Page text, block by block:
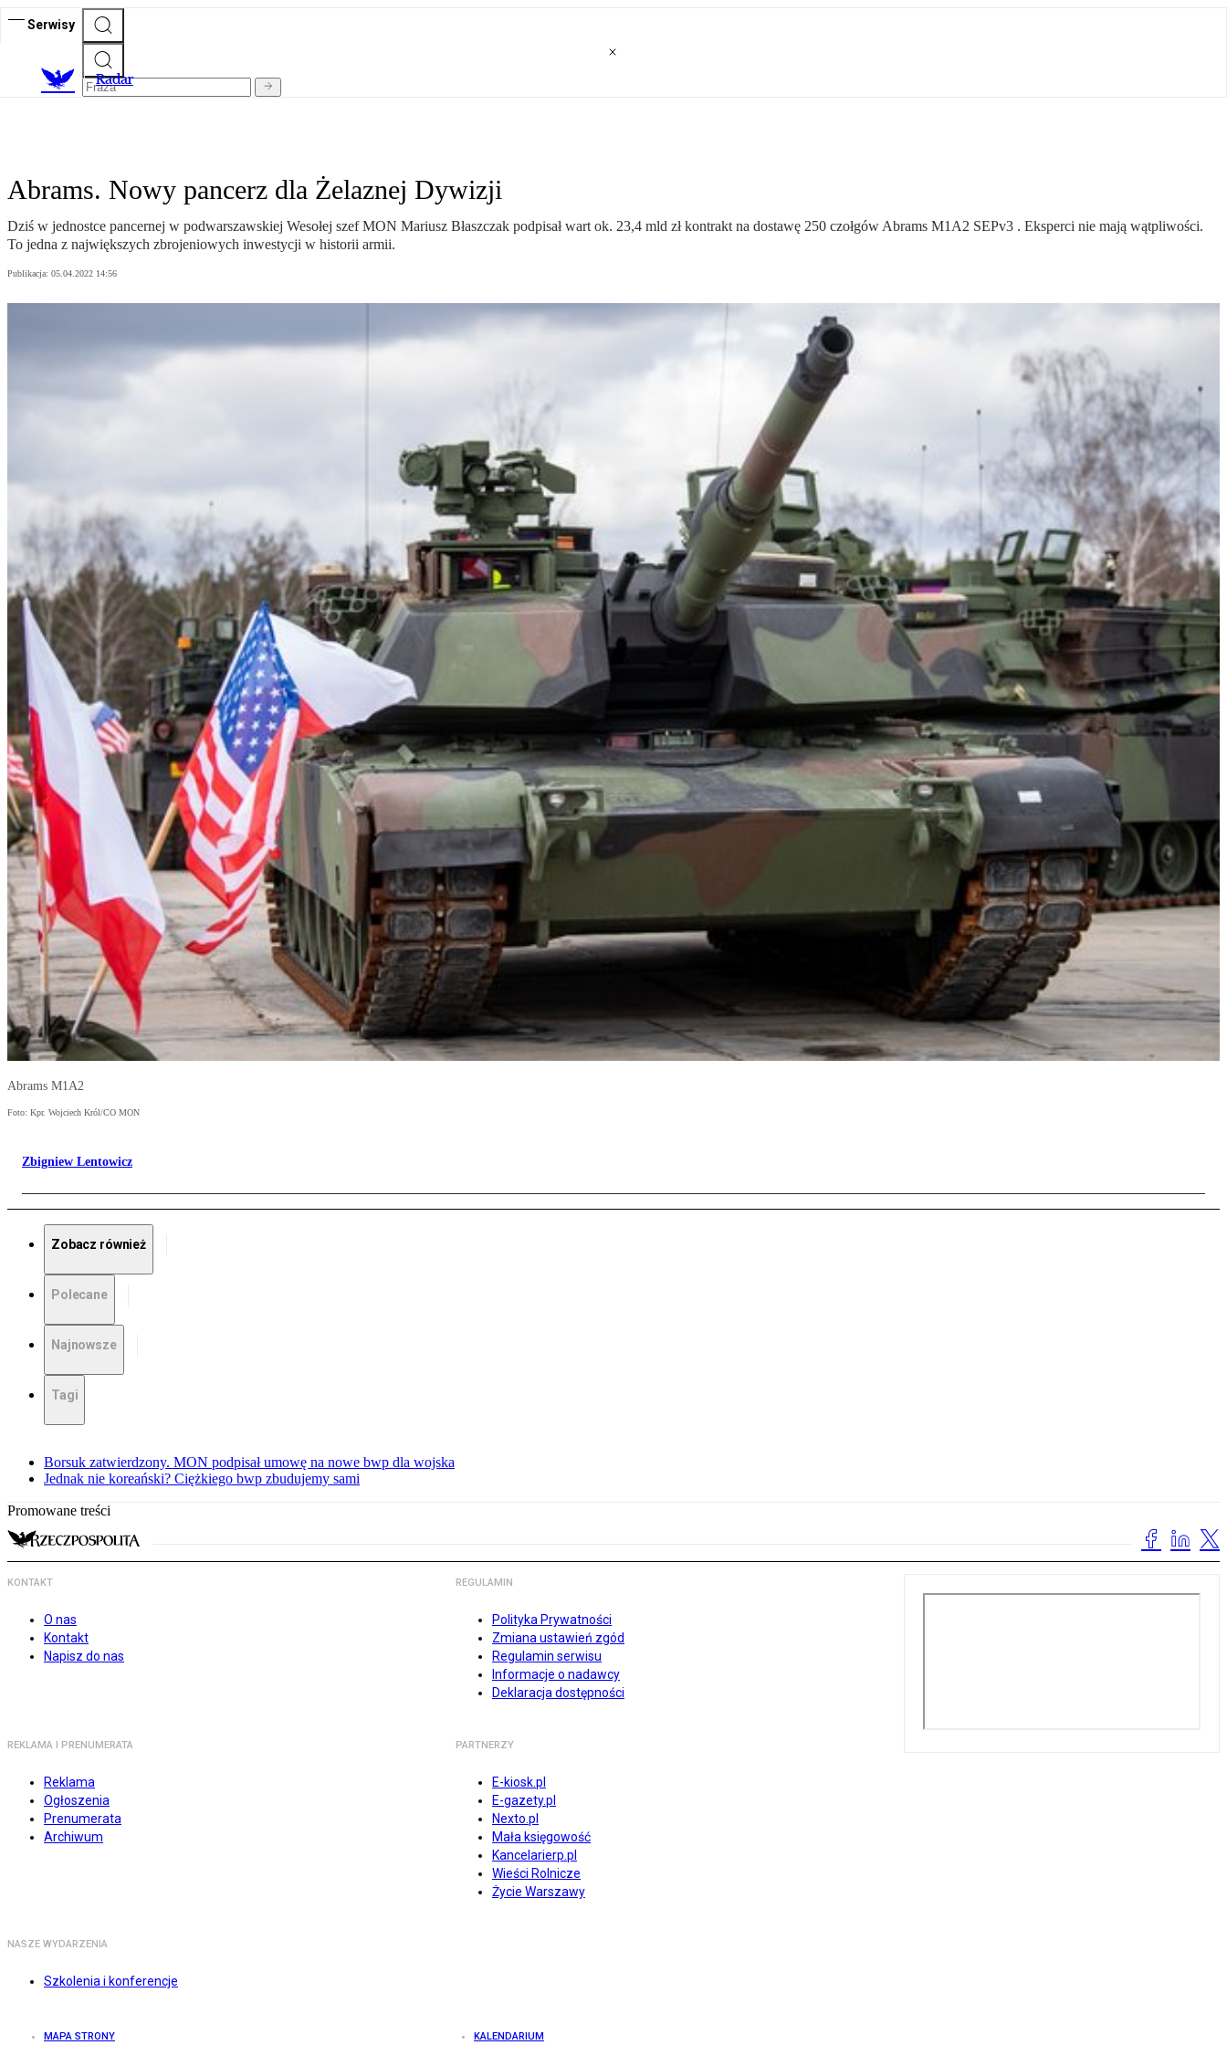
Serwisy
Radar
Abrams. Nowy pancerz dla Żelaznej Dywizji
Dziś w jednostce pancernej w podwarszawskiej Wesołej szef MON Mariusz Błaszczak podpisał wart ok. 23,4 mld zł kontrakt na dostawę 250 czołgów Abrams M1A2 SEPv3 . Eksperci nie mają wątpliwości.
To jedna z największych zbrojeniowych inwestycji w historii armii.
Publikacja: 05.04.2022 14:56
Abrams M1A2
Foto: Kpr. Wojciech Król/CO MON
Zbigniew Lentowicz
Zobacz również
Polecane
Najnowsze
Tagi
Borsuk zatwierdzony. MON podpisał umowę na nowe bwp dla wojska
Jednak nie koreański? Ciężkiego bwp zbudujemy sami
Promowane treści
KONTAKT
O nas
Kontakt
Napisz do nas
REGULAMIN
Polityka Prywatności
Zmiana ustawień zgód
Regulamin serwisu
Informacje o nadawcy
Deklaracja dostępności
REKLAMA I PRENUMERATA
Reklama
Ogłoszenia
Prenumerata
Archiwum
PARTNERZY
E-kiosk.pl
E-gazety.pl
Nexto.pl
Mała księgowość
Kancelarierp.pl
Wieści Rolnicze
Życie Warszawy
NASZE WYDARZENIA
Szkolenia i konferencje
MAPA STRONY KALENDARIUM